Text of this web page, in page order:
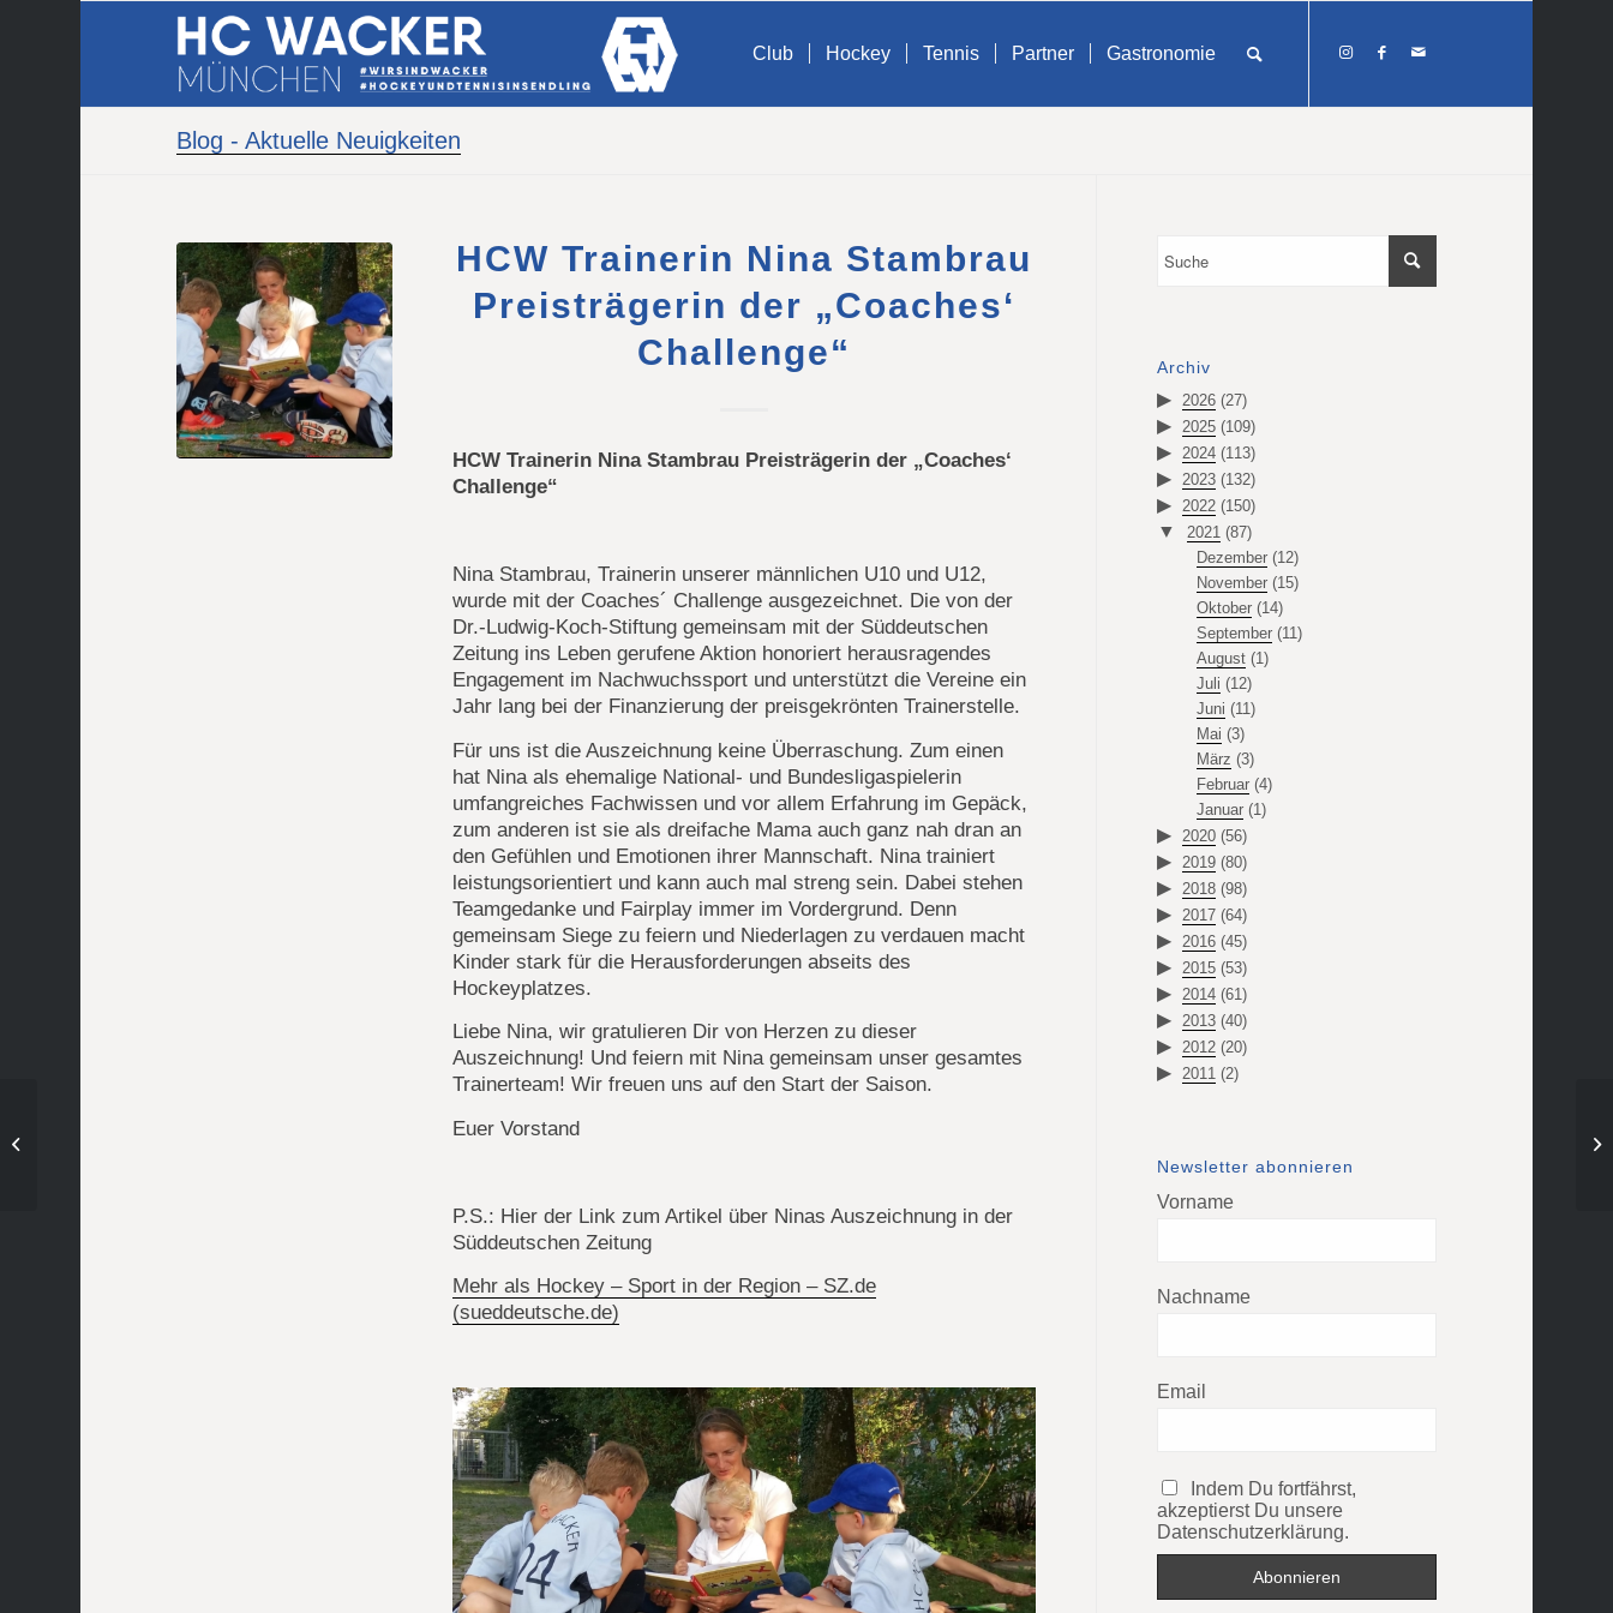
Club Hockey Tennis Partner Gastronomie
Blog - Aktuelle Neuigkeiten
HCW Trainerin Nina Stambrau
Preisträgerin der „Coaches‘
Challenge“
HCW Trainerin Nina Stambrau Preisträgerin der „Coaches‘
Challenge“
Nina Stambrau, Trainerin unserer männlichen U10 und U12,
wurde mit der Coaches´ Challenge ausgezeichnet. Die von der
Dr.-Ludwig-Koch-Stiftung gemeinsam mit der Süddeutschen
Zeitung ins Leben gerufene Aktion honoriert herausragendes
Engagement im Nachwuchssport und unterstützt die Vereine ein
Jahr lang bei der Finanzierung der preisgekrönten Trainerstelle.
Für uns ist die Auszeichnung keine Überraschung. Zum einen
hat Nina als ehemalige National- und Bundesligaspielerin
umfangreiches Fachwissen und vor allem Erfahrung im Gepäck,
zum anderen ist sie als dreifache Mama auch ganz nah dran an
den Gefühlen und Emotionen ihrer Mannschaft. Nina trainiert
leistungsorientiert und kann auch mal streng sein. Dabei stehen
Teamgedanke und Fairplay immer im Vordergrund. Denn
gemeinsam Siege zu feiern und Niederlagen zu verdauen macht
Kinder stark für die Herausforderungen abseits des
Hockeyplatzes.
Liebe Nina, wir gratulieren Dir von Herzen zu dieser
Auszeichnung! Und feiern mit Nina gemeinsam unser gesamtes
Trainerteam! Wir freuen uns auf den Start der Saison.
Euer Vorstand
P.S.: Hier der Link zum Artikel über Ninas Auszeichnung in der
Süddeutschen Zeitung
Mehr als Hockey – Sport in der Region – SZ.de
(sueddeutsche.de)
Archiv
2026 (27)
2025 (109)
2024 (113)
2023 (132)
2022 (150)
2021 (87)
Dezember(12)
November(15)
Oktober(14)
September(11)
August(1)
Juli (12)
Juni (11)
Mai (3)
März (3)
Februar(4)
Januar(1)
2020 (56)
2019 (80)
2018 (98)
2017 (64)
2016 (45)
2015 (53)
2014 (61)
2013 (40)
2012 (20)
2011 (2)
Newsletter abonnieren
Vorname
Nachname
Email
Indem Du fortfährst,
akzeptierst Du unsere
Datenschutzerklärung.